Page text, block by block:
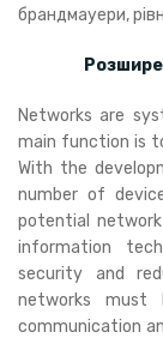
брандмауери,
Networks are
main function is
With the
number of
potential
information
security and
networks must
communication